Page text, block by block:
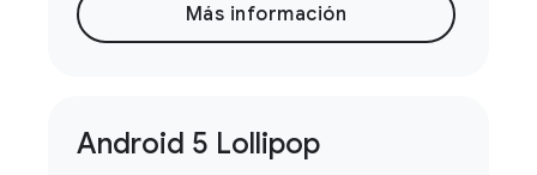
Más información
Android 5 Lollipop